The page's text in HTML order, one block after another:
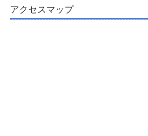
書籍のご案内
アクセスマップ